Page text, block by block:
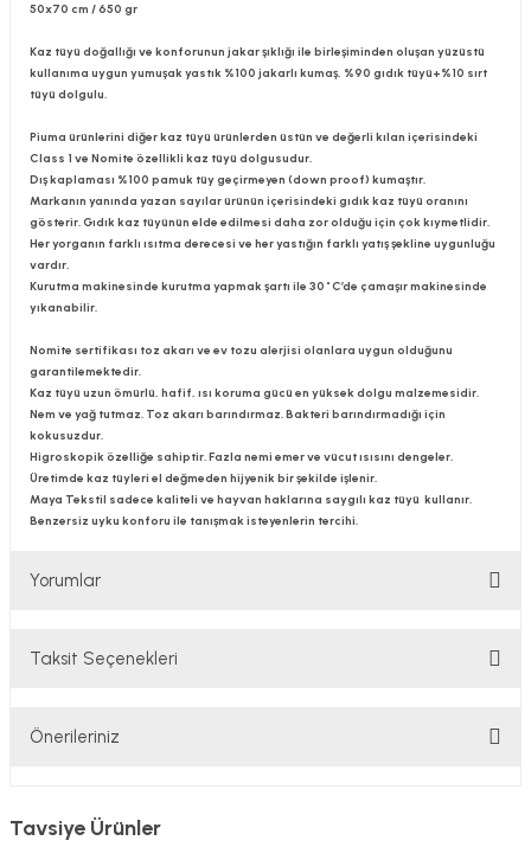
50x70 cm / 650 gr
Kaz tüyü doğallığı ve konforunun jakar şıklığı ile birleşiminden oluşan yüzüstü
kullanıma uygun yumuşak yastık %100 jakarlı kumaş, %90 gıdık tüyü+%10 sırt
tüyü dolgulu.
Piuma ürünlerini diğer kaz tüyü ürünlerden üstün ve değerli kılan içerisindeki
Class 1 ve Nomite özellikli kaz tüyü dolgusudur.
Dış kaplaması %100 pamuk tüy geçirmeyen (down proof) kumaştır.
Markanın yanında yazan sayılar ürünün içerisindeki gıdık kaz tüyü oranını
gösterir. Gıdık kaz tüyünün elde edilmesi daha zor olduğu için çok kıymetlidir.
Her yorganın farklı ısıtma derecesi ve her yastığın farklı yatış şekline uygunluğu
vardır.
Kurutma makinesinde kurutma yapmak şartı ile 30˚C’de çamaşır makinesinde
yıkanabilir.
Nomite sertifikası toz akarı ve ev tozu alerjisi olanlara uygun olduğunu
garantilemektedir.
Kaz tüyü uzun ömürlü, hafif, ısı koruma gücü en yüksek dolgu malzemesidir.
Nem ve yağ tutmaz. Toz akarı barındırmaz. Bakteri barındırmadığı için
kokusuzdur.
Higroskopik özelliğe sahiptir. Fazla nemi emer ve vücut ısısını dengeler.
Üretimde kaz tüyleri el değmeden hijyenik bir şekilde işlenir.
Maya Tekstil sadece kaliteli ve hayvan haklarına saygılı kaz tüyü kullanır.
Benzersiz uyku konforu ile tanışmak isteyenlerin tercihi.
Yorumlar
Taksit Seçenekleri
Önerileriniz
konularda yetersiz gördüğünüz noktaları öneri formunu
kullanarak tarafımıza iletebilirsiniz.
Tavsiye Ürünler